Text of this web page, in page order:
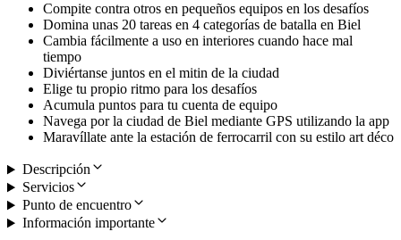
Compite contra otros en pequeños equipos en los desafíos
Domina unas 20 tareas en 4 categorías de batalla en Biel
Cambia fácilmente a uso en interiores cuando hace mal
tiempo
Diviértanse juntos en el mitin de la ciudad
Elige tu propio ritmo para los desafíos
Acumula puntos para tu cuenta de equipo
Navega por la ciudad de Biel mediante GPS utilizando la app
Maravíllate ante la estación de ferrocarril con su estilo art déco
Descripción
Servicios
Punto de encuentro
Información importante